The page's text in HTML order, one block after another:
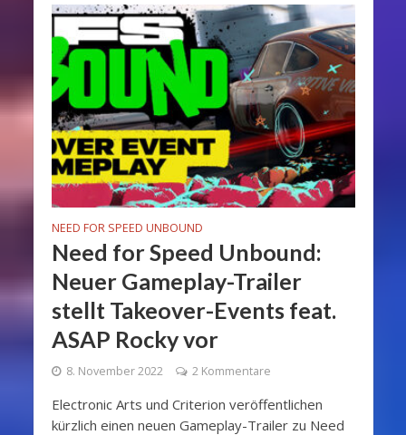
NEED FOR SPEED UNBOUND
Need for Speed Unbound:
Neuer Gameplay-Trailer
stellt Takeover-Events feat.
ASAP Rocky vor
8. November 2022 2 Kommentare
Electronic Arts und Criterion veröffentlichen
kürzlich einen neuen Gameplay-Trailer zu Need